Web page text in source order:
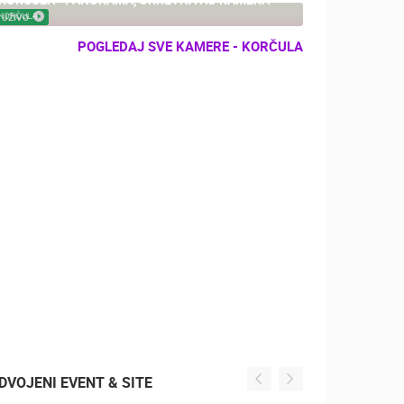
UŽIVO
POGLEDAJ SVE KAMERE - KORČULA
EVENT & SITE